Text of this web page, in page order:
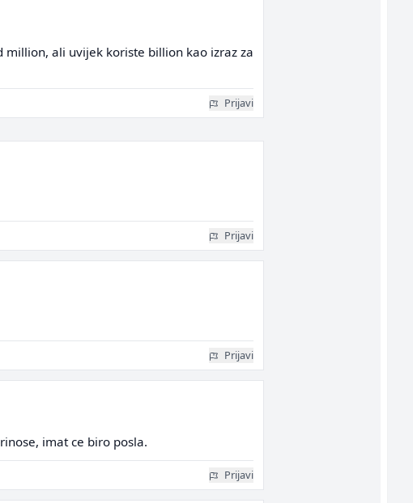
ali uvijek koriste billion kao izraz za
Prijavi
Prijavi
Prijavi
imat ce biro posla.
Prijavi